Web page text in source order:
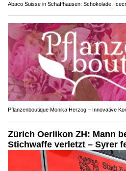
Abaco Suisse in Schaffhausen: Schokolade,
Pflanzenboutique Monika Herzog – Innovative
Zürich Oerlikon ZH: Mann
Stichwaffe verletzt – Syrer